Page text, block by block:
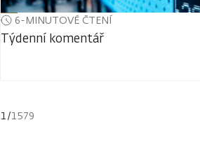
6-MINUTOVÉ ČTENÍ
Týdenní komentář
1/1579